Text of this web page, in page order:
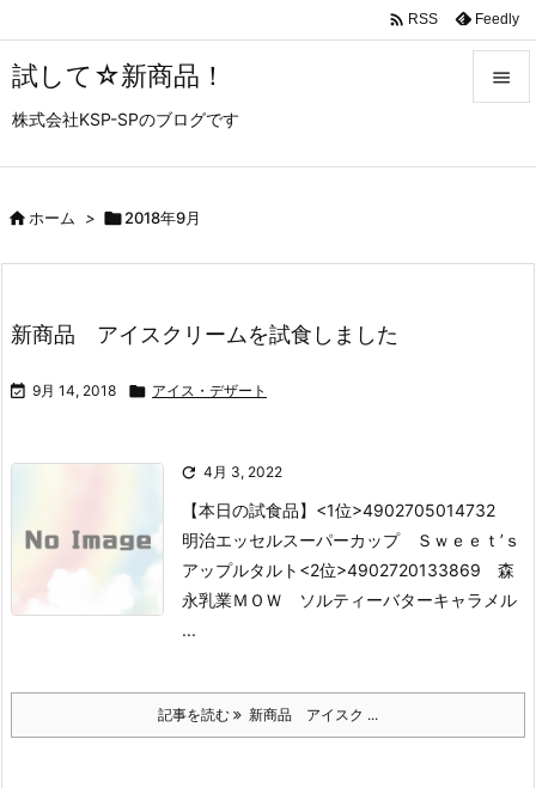
試して☆新商品！
株式会社KSP-SPのブログです

 RSS Feedly
ホーム > 2018年9月
新商品 アイスクリームを試食しました
 9月 14, 2018  アイス・デザート
 4月 3, 2022
【本日の試食品】 <1位>4902705014732
明治エッセルスーパーカップ Ｓｗｅｅｔ’ｓ
アップルタルト <2位>4902720133869 森
永乳業ＭＯＷ ソルティーバターキャラメル
...
記事を読む 新商品 アイスク ...